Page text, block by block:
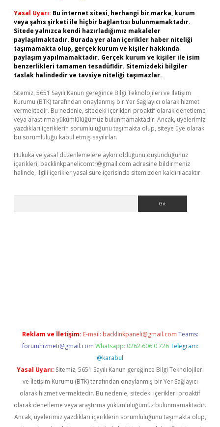
Yasal Uyarı: Bu internet sitesi, herhangi bir marka, kurum
veya şahıs şirketi ile hiçbir bağlantısı bulunmamaktadır.
Sitede yalnızca kendi hazırladığımız makaleler
paylaşılmaktadır. Burada yer alan içerikler haber niteliği
taşımamakta olup, gerçek kurum ve kişiler hakkında
paylaşım yapılmamaktadır. Gerçek kurum ve kişiler ile isim
benzerlikleri tamamen tesadüfidir. Sitemizdeki bilgiler
taslak halindedir ve tavsiye niteliği taşımazlar.
Sitemiz, 5651 Sayılı Kanun gereğince Bilgi Teknolojileri ve İletişim
Kurumu (BTK) tarafından onaylanmış bir Yer Sağlayıcı olarak hizmet
vermektedir. Bu nedenle, sitedeki içerikleri proaktif olarak denetleme
veya araştırma yükümlülüğümüz bulunmamaktadır. Ancak, üyelerimiz
yazdıkları içeriklerin sorumluluğunu taşımakta olup, siteye üye olarak
bu sorumluluğu kabul etmiş sayılırlar.
Hukuka ve yasal düzenlemelere aykırı olduğunu düşündüğünüz
içerikleri, backlinkpanelicomtr@gmail.com adresine bildirmeniz
halinde, ilgili içerikler yasal süre içerisinde sitemizden kaldırılacaktır.
Reklam ve İletişim: E-mail: backlinkpaneli@gmail.com Teams:
forumhizmeti@gmail.com Whatsapp: 0262 606 0 726 Telegram:
@karabul
Yasal Uyarı: Sitemiz, 5651 Sayılı Kanun gereğince Bilgi Teknolojileri
ve İletişim Kurumu (BTK) tarafından onaylanmış bir Yer Sağlayıcı
olarak hizmet vermektedir. Bu nedenle, sitedeki içerikleri proaktif
olarak denetleme veya araştırma yükümlülüğümüz bulunmamaktadır.
Ancak, üyelerimiz yazdıkları içeriklerin sorumluluğunu taşımakta olup,